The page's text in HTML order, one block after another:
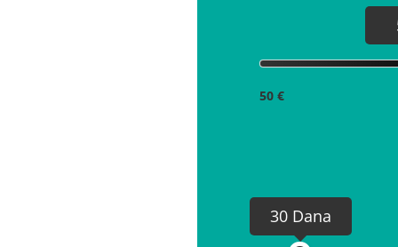
50 €
30 Dana